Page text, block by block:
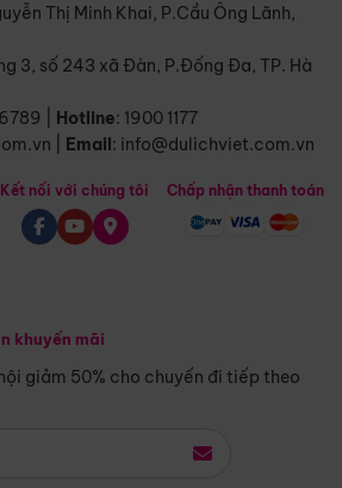
Thị Minh Khai, P.Cầu Ông Lãnh,
3, số 243 xã Đàn, P.Đống Đa, TP. Hà
Hotline: 1900 1177
Email: info@dulichviet.com.vn
khuyến mãi
giảm 50% cho chuyến đi tiếp theo
Kết nối với chúng tôi Chấp nhận thanh toán